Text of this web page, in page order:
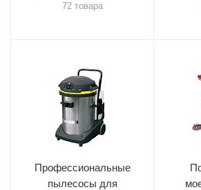
72 товара
Профессиональные
пылесосы для